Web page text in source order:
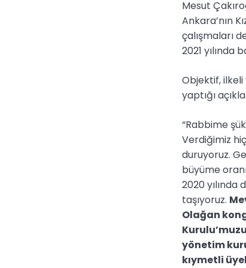
Mesut
Ankara’nın
çalışmaları
2021 yılında
Objektif, ilkeli
yaptığı
“Rabbime
Verdiğimiz
duruyoruz.
büyüme
2020
taşıyoruz.
Olağan
yönetim
kıymetli